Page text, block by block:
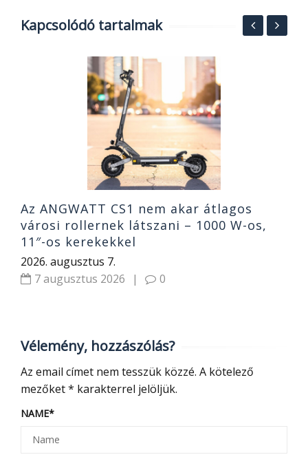
Kapcsolódó tartalmak
Az ANGWATT CS1 nem akar átlagos
városi rollernek látszani – 1000 W-os,
11″-os kerekekkel
2026. augusztus 7.
7 augusztus 2026
| 0
Vélemény, hozzászólás?
Az email címet nem tesszük közzé. A kötelező
mezőket* karakterrel jelöljük.
NAME*